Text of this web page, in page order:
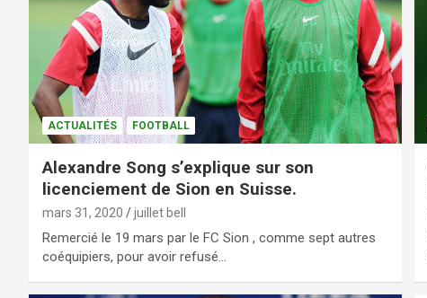
ACTUALITÉS FOOTBALL
Alexandre Song s’explique sur son
licenciement de Sion en Suisse.
mars 31, 2020 juillet bell
Remercié le 19 mars par le FC Sion , comme sept autres
coéquipiers, pour avoir refusé…